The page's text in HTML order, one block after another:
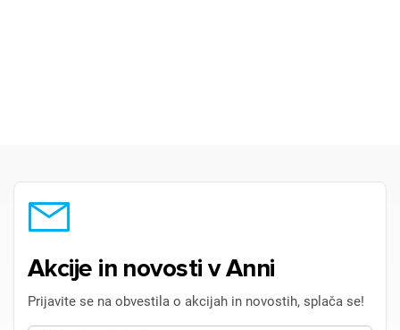
Akcije in novosti v Anni
Prijavite se na obvestila o akcijah in novostih, splača se!